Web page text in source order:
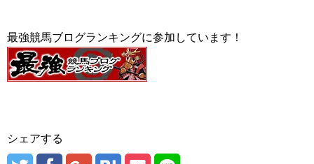
最強競馬ブログランキングに参加しています！
シェアする